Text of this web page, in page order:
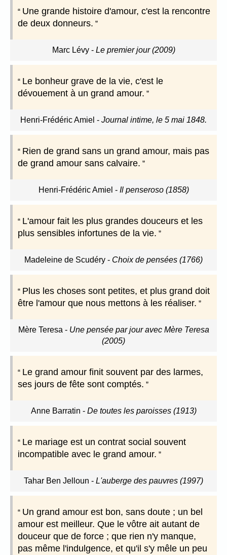
Une grande histoire d'amour, c'est la rencontre
de deux donneurs.
Marc Lévy- Le premier jour (2009)
Le bonheur grave de la vie, c'est le
dévouement à un grand amour.
Henri-Frédéric Amiel - Journal intime, le 5 mai 1848.
Rien de grand sans un grand amour, mais pas
de grand amour sans calvaire.
Henri-Frédéric Amiel - Il penseroso (1858)
L'amour fait les plus grandes douceurs et les
plus sensibles infortunes de la vie.
Madeleine de Scudéry - Choix de pensées (1766)
Plus les choses sont petites, et plus grand doit
être l'amour que nous mettons à les réaliser.
Mère Teresa - Une pensée par jour avec Mère Teresa
(2005)
Le grand amour finit souvent par des larmes,
ses jours de fête sont comptés.
Anne Barratin - De toutes les paroisses (1913)
Le mariage est un contrat social souvent
incompatible avec le grand amour.
Tahar Ben Jelloun - L'auberge des pauvres (1997)
Un grand amour est bon, sans doute ; un bel
amour est meilleur. Que le vôtre ait autant de
douceur que de force ; que rien n'y manque,
pas même l'indulgence, et qu'il s'y mêle un peu